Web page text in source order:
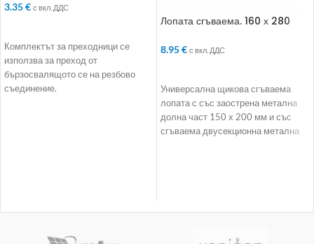
3.35€ с вкл. ДДС
Комплектът за преходници се
използва за преход от
бързосвалящото се на резбово
съединение.
Лопата сгъваема. 160 х 280
8.95€ с вкл. ДДС
Универсална щикова сгъваема
лопата с със заострена метална
долна част 150 х 200 мм и със
сгъваема двусекционна метална